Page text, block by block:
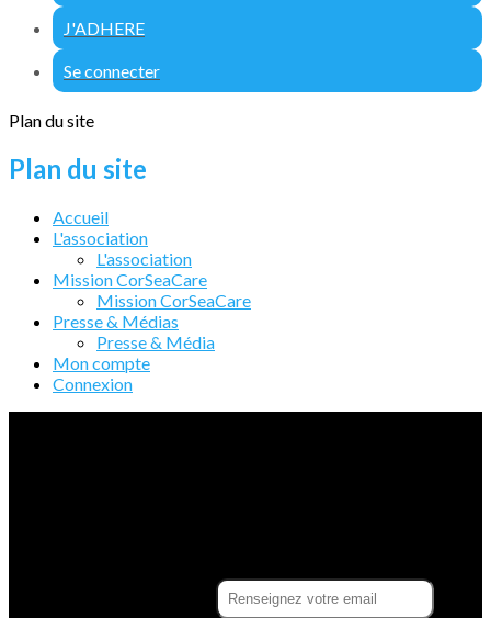
J'ADHERE
Se connecter
Plan du site
Plan du site
Accueil
L'association
L'association
Mission CorSeaCare
Mission CorSeaCare
Presse & Médias
Presse & Média
Mon compte
Connexion